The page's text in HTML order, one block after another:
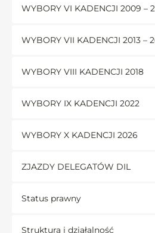
WYBORY VI KADENCJI 2009 –
WYBORY VII KADENCJI 2013 –
WYBORY VIII KADENCJI 2018
WYBORY IX KADENCJI 2022
WYBORY X KADENCJI 2026
ZJAZDY DELEGATÓW DIL
Status prawny
Struktura i działalność